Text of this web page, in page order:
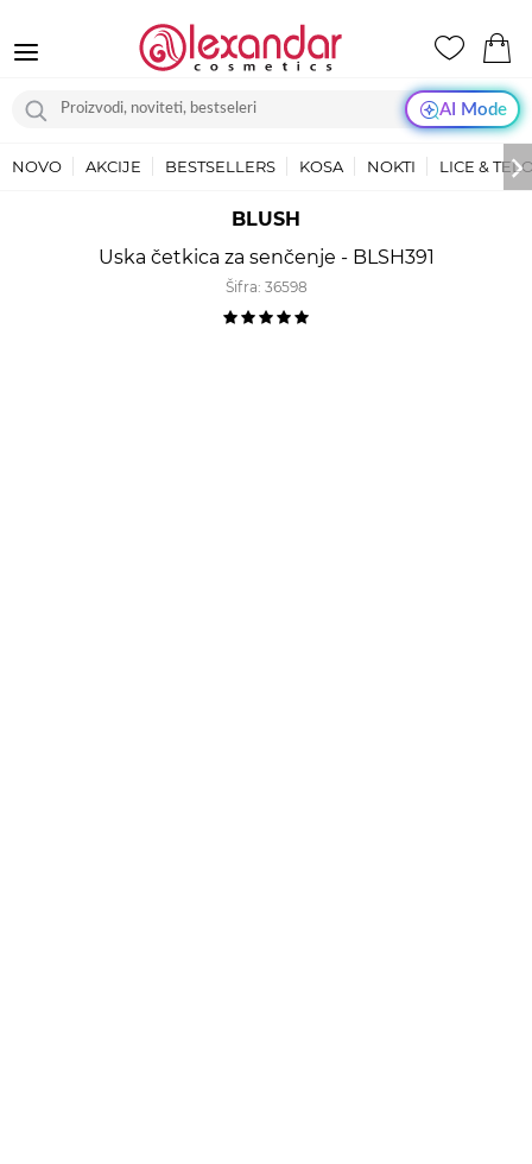
AI Mode
NOVO AKCIJE BESTSELLERS KOSA NOKTI LICE &
BLUSH
Uska četkica za senčenje - BLSH391
Šifra: 36598